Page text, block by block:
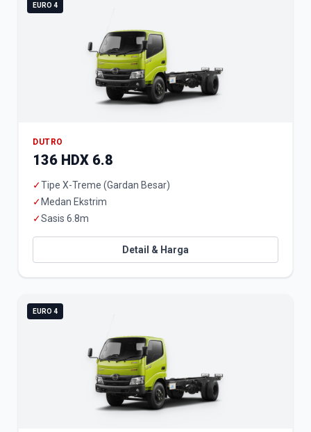
EURO 4
DUTRO
136 HDX 6.8
✓Tipe X-Treme (Gardan Besar)
✓ Medan Ekstrim
✓Sasis 6.8m
Detail & Harga
EURO 4